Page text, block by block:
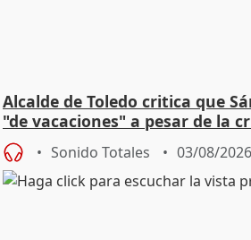
Alcalde de Toledo critica que
"de vacaciones" a pesar de la
Sonido Totales 03/08/2026